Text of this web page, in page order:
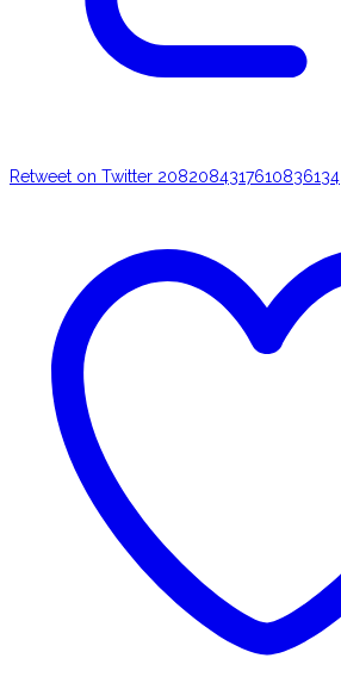
Retweet on Twitter 2082084317610836134